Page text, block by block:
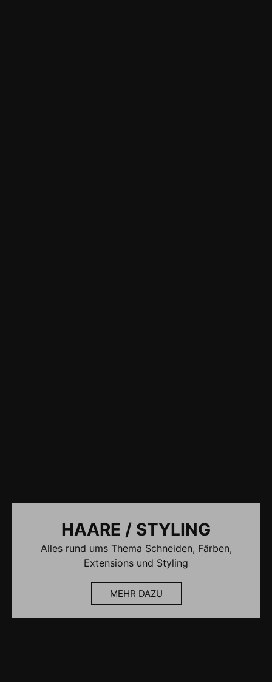
HAARE / STYLING
Alles rund ums Thema Schneiden, Färben,
Extensions und Styling
MEHR DAZU